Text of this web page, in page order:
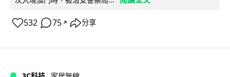
532 75 ↗ 分享